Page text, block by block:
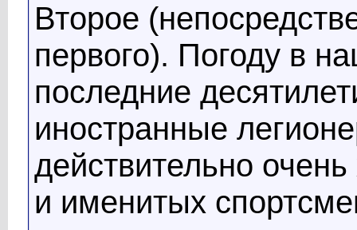
Второе
первого). Погоду в
последние
иностранные
действительно
и именитых